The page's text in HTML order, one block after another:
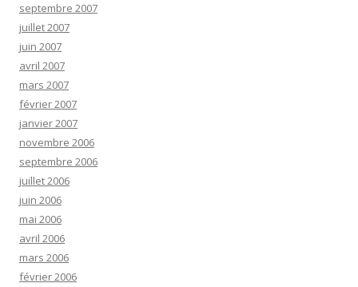
septembre 2007
juillet 2007
juin 2007
avril 2007
mars 2007
février 2007
janvier 2007
novembre 2006
septembre 2006
juillet 2006
juin 2006
mai 2006
avril 2006
mars 2006
février 2006